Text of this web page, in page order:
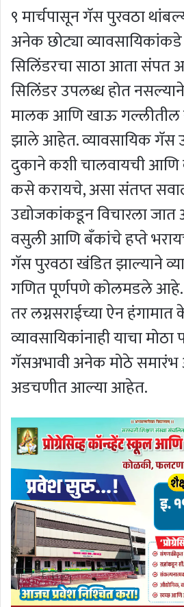
९ मार्चपासून गॅस पुरवठा
अनेक छोट्या
सिलिंडरचा साठा आता संपत
सिलिंडर उपलब्ध होत
मालक आणि खाऊ गल्लीतील
झाले आहेत. व्यावसायिक गॅस
दुकाने कशी चालवायची आणि
कसे करायचे, असा संतप्त
उद्योजकांकडून विचारला
वसुली आणि बँकांचे हप्ते
गॅस पुरवठा खंडित झाल्याने
गणित पूर्णपणे कोलमडले
तर लग्नसराईच्या ऐन हंगामात
व्यावसायिकांनाही याचा
गॅसअभावी अनेक मोठे
अडचणीत आल्या आहेत.